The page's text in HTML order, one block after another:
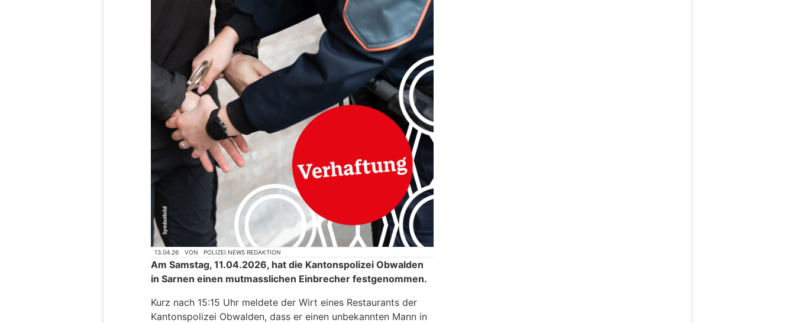
13.04.26 VON POLIZEI.NEWS REDAKTION
Am Samstag, 11.04.2026, hat die Kantonspolizei Obwalden
in Sarnen einen mutmasslichen Einbrecher festgenommen.
Kurz nach 15:15 Uhr meldete der Wirt eines Restaurants der
Kantonspolizei Obwalden, dass er einen unbekannten Mann in